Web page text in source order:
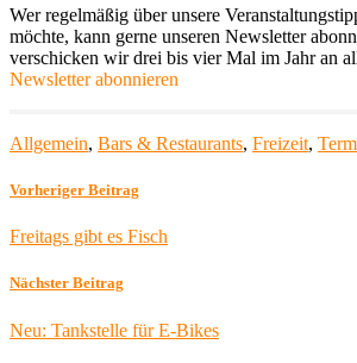
Wer regelmäßig über unsere
möchte, kann gerne unseren Newsletter
verschicken wir drei bis vier Mal im Jahr an
Newsletter abonnieren
Allgemein, Bars & Restaurants, Freizeit,
Vorheriger Beitrag
Freitags gibt es Fisch
Nächster Beitrag
Neu: Tankstelle für E-Bikes